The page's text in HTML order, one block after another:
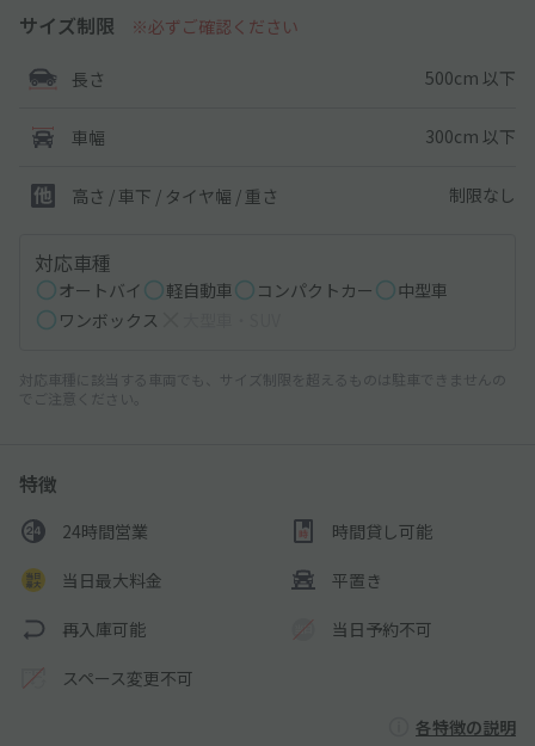
サイズ制限 ※必ずご確認ください
長さ 500cm 以下
車幅 300cm 以下
高さ / 車下 / タイヤ幅 / 重さ 制限なし
対応車種
オートバイ 軽自動車 コンパクトカー
中型車
ワンボックス
対応車種に該当する車両でも、サイズ制限を超えるものは駐車できませんの
でご注意ください。
特徴
24時間営業 時間貸し可能
当日最大料金 平置き
再入庫可能 当日予約不可
スペース変更不可
各特徴の説明